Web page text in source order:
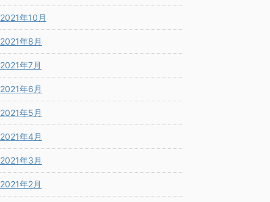
2021年10月
2021年8月
2021年7月
2021年6月
2021年5月
2021年4月
2021年3月
2021年2月